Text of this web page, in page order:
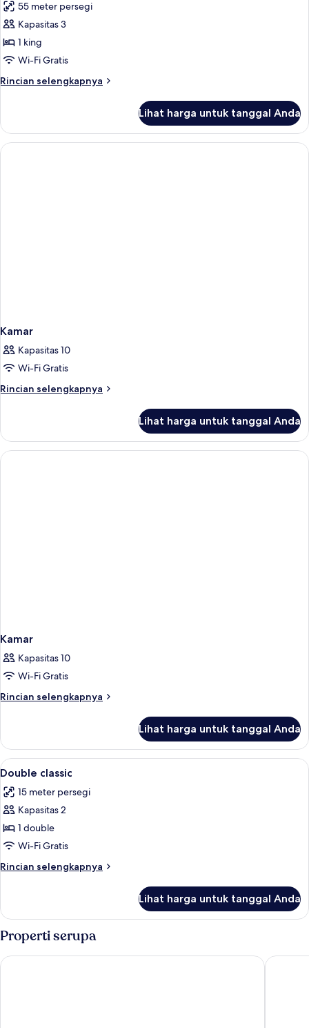
foto
untuk
Suite,
1
kamar
tidur
55 meter persegi
Kapasitas 3
1 king
Wi-Fi Gratis
Rincian selengkapnya
Rincian
Suite,
kamar
Lihat harga untuk tanggal Anda
Kamar
Kapasitas 10
Wi-Fi Gratis
Rincian selengkapnya
Rincian
Kamar
Lihat harga untuk tanggal Anda
Kamar
Kapasitas 10
Wi-Fi Gratis
Rincian selengkapnya
Rincian
Kamar
Lihat harga untuk tanggal Anda
Lihat
semua
foto
untuk
Double
classic
Seprai antialergi, brankas, meja
1
Double classic
15 meter persegi
Kapasitas 2
1 double
Wi-Fi Gratis
Rincian selengkapnya
Rincian
Double
Lihat harga untuk tanggal Anda
Properti serupa
Sanderson London, a Morgans Originals hotel The